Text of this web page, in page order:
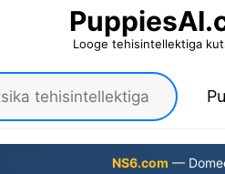
Looge tehisintellektiga
NS6.com —